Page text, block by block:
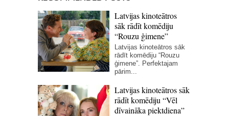
Latvijas kinoteātros
sāk rādīt komēdiju
“Rouzu ģimene”
Latvijas kinoteātros sāk
rādīt komēdiju “Rouzu
ģimene”. Perfektajam
pārim...
Latvijas kinoteātros sāk
rādīt komēdiju “Vēl
dīvaināka piektdiena”